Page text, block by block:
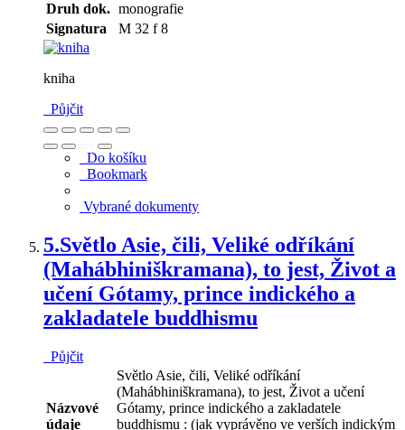
Druh dok. monografie
Signatura
M 32 f 8
kniha
Půjčit
Do košíku
Bookmark
Vybrané dokumenty
5.Světlo Asie, čili, Veliké odříkání
(Mahábhiniškramana), to jest, Život a
učení Gótamy, prince indického a
zakladatele buddhismu
Půjčit
Názvové
údaje
Světlo Asie, čili, Veliké odříkání
(Mahábhiniškramana), to jest, Život a učení
Gótamy, prince indického a zakladatele
buddhismu : (jak vyprávěno ve verších indickým